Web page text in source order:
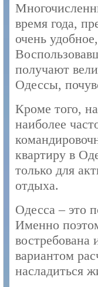
время года,
очень
получают
Одессы,
Кроме того,
наиболее
квартиру в
только для
отдыха.
Одесса – это
Именно
востребована
вариантом
насладиться